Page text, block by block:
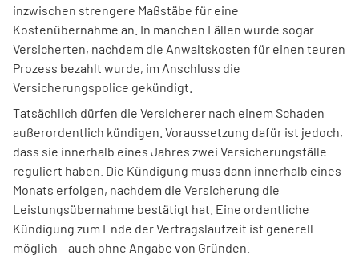
inzwischen strengere Maßstäbe für eine
Kostenübernahme an. In manchen Fällen wurde sogar
Versicherten, nachdem die Anwaltskosten für einen teuren
Prozess bezahlt wurde, im Anschluss die
Versicherungspolice gekündigt.
Tatsächlich dürfen die Versicherer nach einem Schaden
außerordentlich kündigen. Voraussetzung dafür ist jedoch,
dass sie innerhalb eines Jahres zwei Versicherungsfälle
reguliert haben. Die Kündigung muss dann innerhalb eines
Monats erfolgen, nachdem die Versicherung die
Leistungsübernahme bestätigt hat. Eine ordentliche
Kündigung zum Ende der Vertragslaufzeit ist generell
möglich – auch ohne Angabe von Gründen.